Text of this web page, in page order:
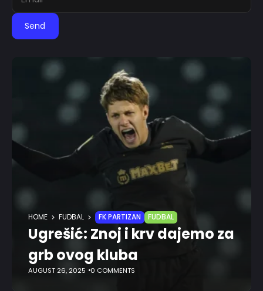
Send
HOME FUDBAL FK PARTIZAN FUDBAL
Ugrešić: Znoj i krv dajemo za
grb ovog kluba
AUGUST 26, 2025 0 COMMENTS